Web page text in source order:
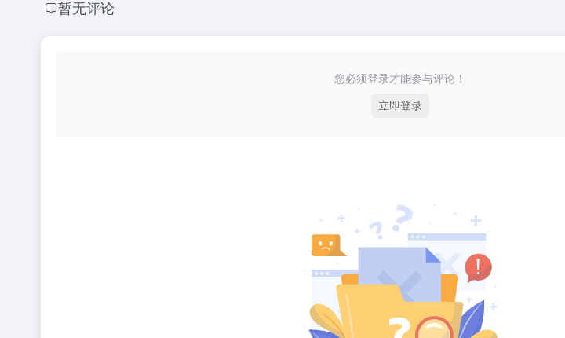
暂无评论
您必须登录才能参与评论！
立即登录